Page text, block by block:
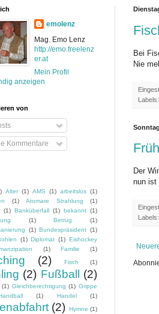
Bei
Nie
Labels:
Der
nun ist
Labels:
emolenz
Mag. Emo Lenz
http://emo.freelenz
er.at
Mein Profil
anzeigen
von
Kommentare
Alter (1) AMS (1) arbeitslos (1)
(1) Atomare Strahlung
(1)
(1) Banküberfall (1) bekannt (1)
(1) Betrug
(1)
(1) Bundespräsident (1)
(1) Diplomat (1) Eishockey
(1) Familie (1)
(2) Fisch (1)
(2) Fußball (2)
(1) Gleichberechtigung (1) Grippe
(1) Handel (1)
(2) Hymne (1)